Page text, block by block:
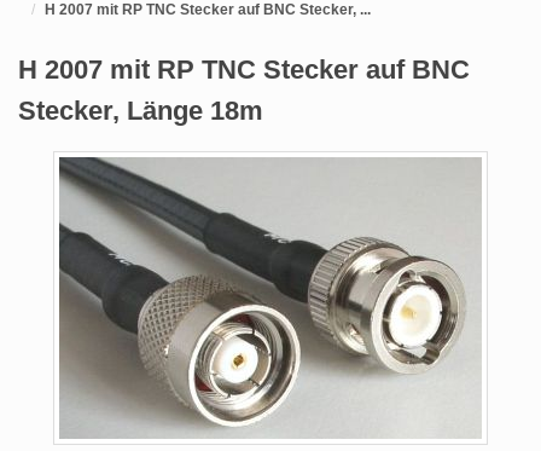
H 2007 mit RP TNC Stecker auf BNC Stecker, ...
H 2007 mit RP TNC Stecker auf BNC
Stecker, Länge 18m